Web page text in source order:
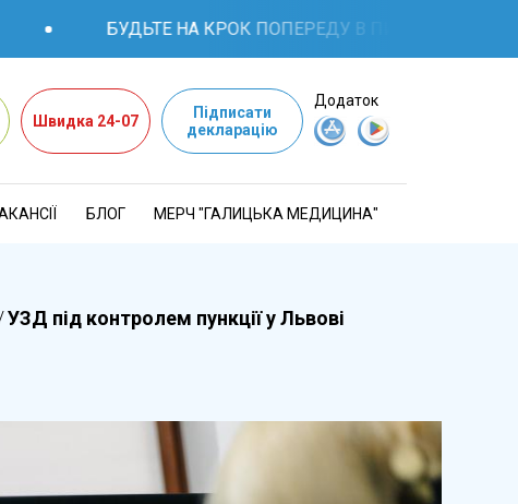
БУДЬТЕ НА КРОК ПОПЕРЕДУ В ПИТАННЯХ ЗДОРОВ'Я:
Швидка 24-07
Підписати
декларацію
Додаток
БЛОГ МЕРЧ "ГАЛИЦЬКА МЕДИЦИНА"
УЗД під контролем пункції у Львові